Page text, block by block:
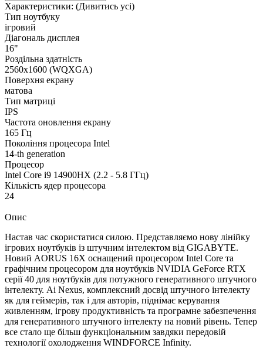
Характеристики: (Дивитись усі)
Тип ноутбуку
ігровий
Діагональ дисплея
16"
Роздільна здатність
2560x1600 (WQXGA)
Поверхня екрану
матова
Тип матриці
IPS
Частота оновлення екрану
165 Гц
Покоління процесора Intel
14-th generation
Процесор
Intel Core i9 14900HX (2.2 - 5.8 ГГц)
Кількість ядер процесора
24
Опис
Настав час скористатися силою. Представляємо нову лінійку
ігрових ноутбуків із штучним інтелектом від GIGABYTE.
Новий AORUS 16X оснащений процесором Intel Core та
графічним процесором для ноутбуків NVIDIA GeForce RTX
серії 40 для ноутбуків для потужного генеративного штучного
інтелекту. Ai Nexus, комплексний досвід штучного інтелекту
як для геймерів, так і для авторів, піднімає керування
живленням, ігрову продуктивність та програмне забезпечення
для генеративного штучного інтелекту на новий рівень. Тепер
все стало ще більш функціональним завдяки передовій
технології охолодження WINDFORCE Infinity.